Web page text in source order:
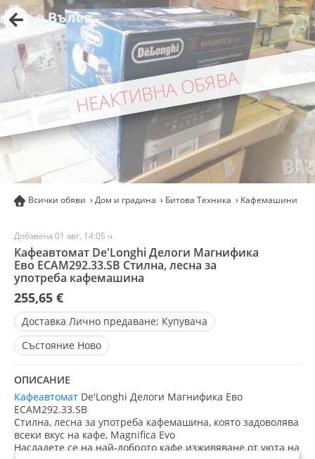
НЕАКТИВНА ОБЯВА
Всички обяви Дом и градина Битова Техника Кафемашини
Добавена 01 авг, 14:05 ч.
Кафеавтомат De'Longhi Делоги Магнифика
Ево ECAM292.33.SB Стилна, лесна за
употреба кафемашина
255,65 €
Доставка Лично предаване; Купувача
Състояние Ново
ОПИСАНИЕ
Кафеавтомат De'Longhi Делоги Магнифика Ево
ECAM292.33.SB
Стилна, лесна за употреба кафемашина, която задоволява
всеки вкус на кафе, Magnifica Evo
Насладете се на най-доброто кафе изживяване от уюта на